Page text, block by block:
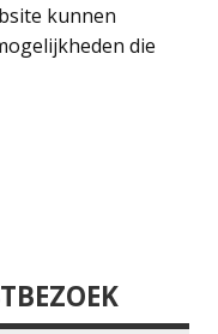
kunnen
die